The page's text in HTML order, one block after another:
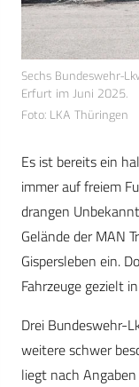
Sechs Bundeswehr-
Erfurt im Juni 2025.
Foto: LKA Thüringen
Es ist bereits ein
immer auf freiem
drangen
Gelände der MAN
Gispersleben ein.
Fahrzeuge gezielt
Drei Bundeswehr-
weitere schwer
liegt nach